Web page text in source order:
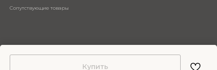
Купить
Сопутствующие товары